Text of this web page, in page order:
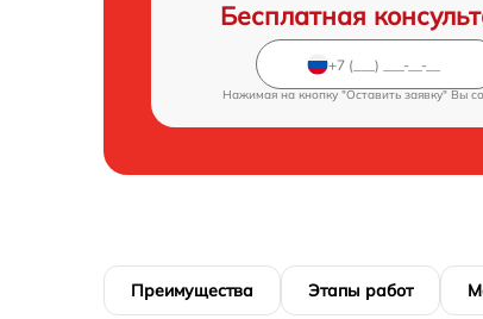
Бесплатная
Нажимая на кнопку "Оставить заявку" Вы
Преимущества Этапы работ